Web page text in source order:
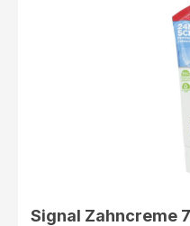
Signal Zahncreme